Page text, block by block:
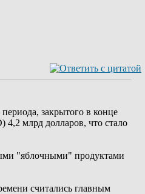
закрытого в конце
4,2 млрд долларов, что стало
"яблочными" продуктами
считались главным